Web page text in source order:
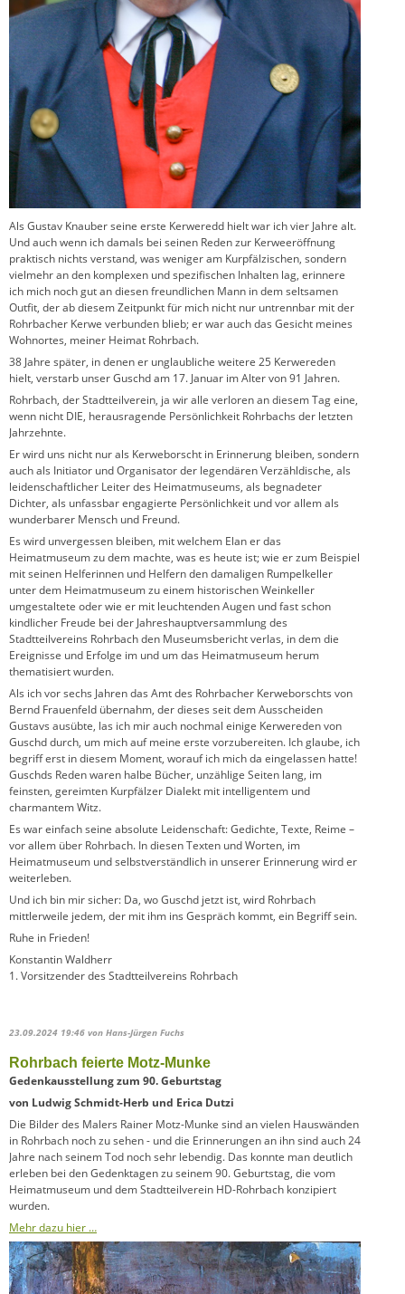
Als Gustav Knauber seine erste Kerweredd hielt war ich vier Jahre alt.
Und auch wenn ich damals bei seinen Reden zur Kerweeröffnung
praktisch nichts verstand, was weniger am Kurpfälzischen, sondern
vielmehr an den komplexen und spezifischen Inhalten lag, erinnere
ich mich noch gut an diesen freundlichen Mann in dem seltsamen
Outfit, der ab diesem Zeitpunkt für mich nicht nur untrennbar mit der
Rohrbacher Kerwe verbunden blieb; er war auch das Gesicht meines
Wohnortes, meiner Heimat Rohrbach.
38 Jahre später, in denen er unglaubliche weitere 25 Kerwereden
hielt, verstarb unser Guschd am 17. Januar im Alter von 91 Jahren.
Rohrbach, der Stadtteilverein, ja wir alle verloren an diesem Tag eine,
wenn nicht DIE, herausragende Persönlichkeit Rohrbachs der letzten
Jahrzehnte.
Er wird uns nicht nur als Kerweborscht in Erinnerung bleiben, sondern
auch als Initiator und Organisator der legendären Verzähldische, als
leidenschaftlicher Leiter des Heimatmuseums, als begnadeter
Dichter, als unfassbar engagierte Persönlichkeit und vor allem als
wunderbarer Mensch und Freund.
Es wird unvergessen bleiben, mit welchem Elan er das
Heimatmuseum zu dem machte, was es heute ist; wie er zum Beispiel
mit seinen Helferinnen und Helfern den damaligen Rumpelkeller
unter dem Heimatmuseum zu einem historischen Weinkeller
umgestaltete oder wie er mit leuchtenden Augen und fast schon
kindlicher Freude bei der Jahreshauptversammlung des
Stadtteilvereins Rohrbach den Museumsbericht verlas, in dem die
Ereignisse und Erfolge im und um das Heimatmuseum herum
thematisiert wurden.
Als ich vor sechs Jahren das Amt des Rohrbacher Kerweborschts von
Bernd Frauenfeld übernahm, der dieses seit dem Ausscheiden
Gustavs ausübte, las ich mir auch nochmal einige Kerwereden von
Guschd durch, um mich auf meine erste vorzubereiten. Ich glaube, ich
begriff erst in diesem Moment, worauf ich mich da eingelassen hatte!
Guschds Reden waren halbe Bücher, unzählige Seiten lang, im
feinsten, gereimten Kurpfälzer Dialekt mit intelligentem und
charmantem Witz.
Es war einfach seine absolute Leidenschaft: Gedichte, Texte, Reime –
vor allem über Rohrbach. In diesen Texten und Worten, im
Heimatmuseum und selbstverständlich in unserer Erinnerung wird er
weiterleben.
Und ich bin mir sicher: Da, wo Guschd jetzt ist, wird Rohrbach
mittlerweile jedem, der mit ihm ins Gespräch kommt, ein Begriff sein.
Ruhe in Frieden!
Konstantin Waldherr
1. Vorsitzender des Stadtteilvereins Rohrbach
23.09.2024 19:46 von Hans-Jürgen Fuchs
Rohrbach feierte Motz-Munke
Gedenkausstellung zum 90. Geburtstag
von Ludwig Schmidt-Herb und Erica Dutzi
Die Bilder des Malers Rainer Motz-Munke sind an vielen Hauswänden
in Rohrbach noch zu sehen - und die Erinnerungen an ihn sind auch 24
Jahre nach seinem Tod noch sehr lebendig. Das konnte man deutlich
erleben bei den Gedenktagen zu seinem 90. Geburtstag, die vom
Heimatmuseum und dem Stadtteilverein HD-Rohrbach konzipiert
wurden.
Mehr dazu hier …